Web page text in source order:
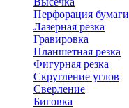
Перфорация бумаги
Лазерная резка
Гравировка
Планшетная резка
Фигурная резка
Скругление углов
Сверление
Биговка